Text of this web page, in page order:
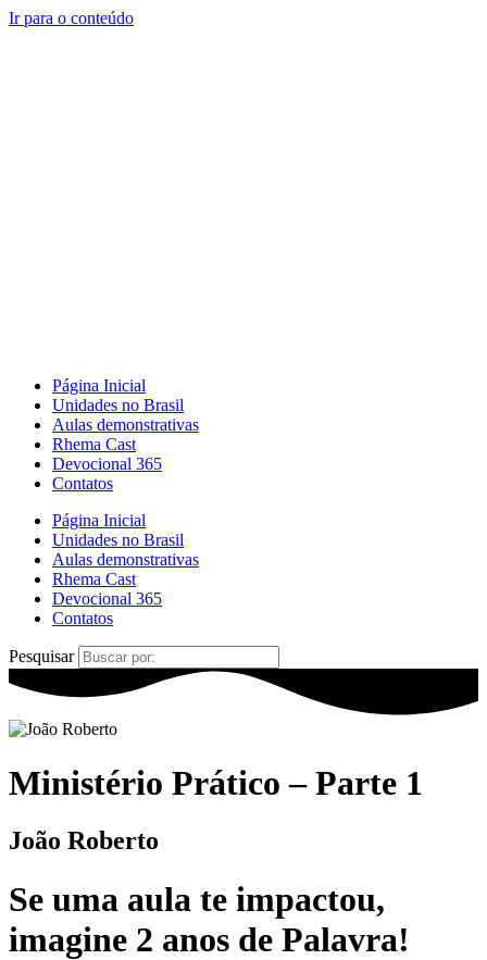
Ir para o conteúdo
Página Inicial
Unidades no Brasil
Aulas demonstrativas
Rhema Cast
Devocional 365
Contatos
Página Inicial
Unidades no Brasil
Aulas demonstrativas
Rhema Cast
Devocional 365
Contatos
Pesquisar
Ministério Prático – Parte 1
João Roberto
Se uma aula te impactou,
imagine 2 anos de Palavra!